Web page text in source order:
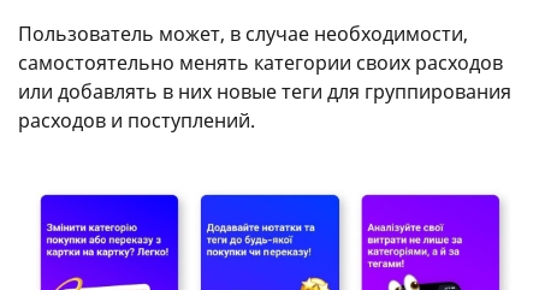
Пользователь может, в случае необходимости,
самостоятельно менять категории своих расходов
или добавлять в них новые теги для группирования
расходов и поступлений.